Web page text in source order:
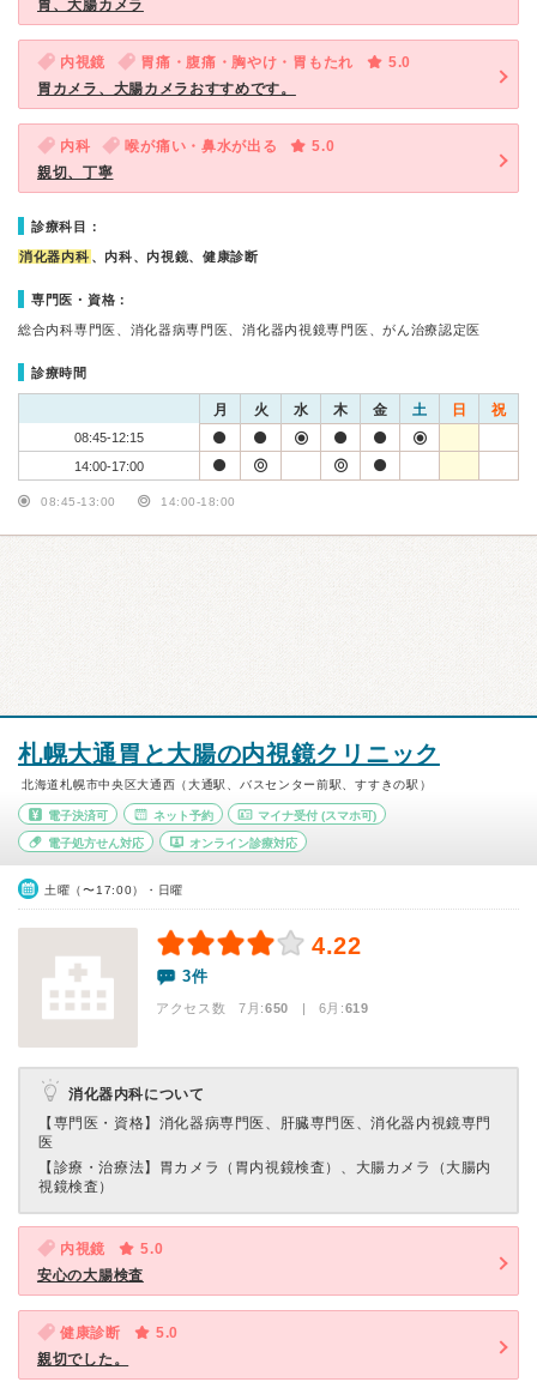
胃、大腸カメラ
内視鏡 胃痛・腹痛・胸やけ・胃もたれ
5.0
胃カメラ、大腸カメラおすすめです。
内科 喉が痛い・鼻水が出る
5.0
親切、丁寧
診療科目：
消化器内科 、内科、内視鏡、健康診断
専門医・資格：
総合内科専門医、消化器病専門医、消化器内視鏡専門医、がん治療認定医
診療時間
月 火 水 木 金 土 日 祝
08:45-12:15
14:00-17:00
08:45-13:00 14:00-18:00
札幌大通胃と大腸の内視鏡クリニック
北海道札幌市中央区大通西（大通駅、バスセンター前駅、すすきの駅）
電子決済可 ネット予約 マイナ受付 (スマホ可)
電子処方せん対応 オンライン診療対応
土曜（〜17:00）・日曜
4.22
3件
アクセス数 7月:650 | 6月:619
消化器内科について
【専門医・資格】 消化器病専門医、肝臓専門医、消化器内視鏡専門
医
【診療・治療法】 胃カメラ（胃内視鏡検査）、大腸カメラ（大腸内
視鏡検査）
内視鏡
5.0
安心の大腸検査
健康診断
5.0
親切でした。